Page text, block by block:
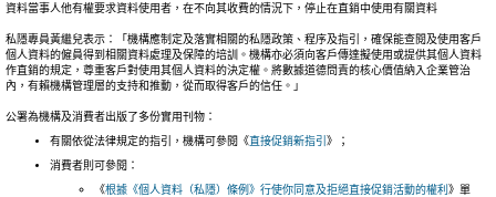
資料當事人他有權要求資料使用者，在不向其收費的情況下，停止在直銷中使用有關資料
私隱專員黃繼兒表示：「機構應制定及落實相關的私隱政策、程序及指引，確保能查閱及使用客戶
個人資料的僱員得到相關資料處理及保障的培訓。機構亦必須向客戶傳達擬使用或提供其個人資料
作直銷的規定，尊重客戶對使用其個人資料的決定權。將數據道德問責的核心價值納入企業管治
內，有賴機構管理層的支持和推動，從而取得客戶的信任。」
公署為機構及消費者出版了多份實用刊物：
有關依從法律規定的指引，機構可參閱《直接促銷新指引 》；
消費者則可參閱：
《根據《個人資料（私隱）條例》行使你同意及拒絕直接促銷活動的權利 》單